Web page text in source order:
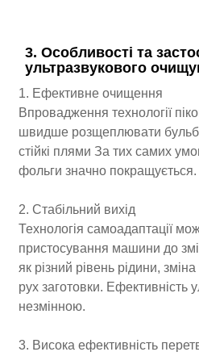
3. Особливості та
ультразвукового
1. Ефективне очищення
Впровадження технології
швидше розщеплювати
стійкі плями За тих самих
фольги значно покращується.
2. Стабільний вихід
Технологія самоадаптації
пристосування машини до
як різний рівень рідини,
рух заготовки. Ефективність
незмінною.
3. Висока ефективність